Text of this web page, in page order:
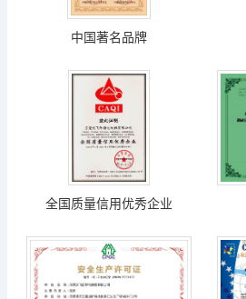
中国著名品牌
全国质量信用优秀企业